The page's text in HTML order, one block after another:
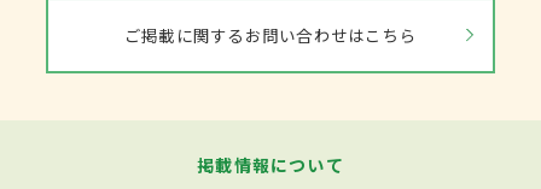
ご掲載に関するお問い合わせはこちら
掲載情報について